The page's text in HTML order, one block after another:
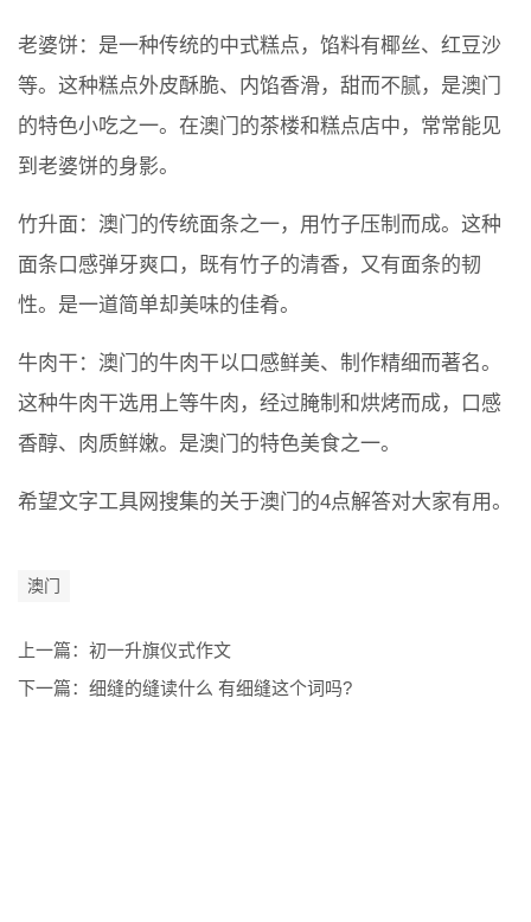
老婆饼：是一种传统的中式糕点，馅料有椰丝、红豆沙
等。这种糕点外皮酥脆、内馅香滑，甜而不腻，是澳门
的特色小吃之一。在澳门的茶楼和糕点店中，常常能见
到老婆饼的身影。
竹升面：澳门的传统面条之一，用竹子压制而成。这种
面条口感弹牙爽口，既有竹子的清香，又有面条的韧
性。是一道简单却美味的佳肴。
牛肉干：澳门的牛肉干以口感鲜美、制作精细而著名。
这种牛肉干选用上等牛肉，经过腌制和烘烤而成，口感
香醇、肉质鲜嫩。是澳门的特色美食之一。
希望文字工具网搜集的关于澳门的4点解答对大家有用。
澳门
上一篇： 初一升旗仪式作文
下一篇： 细缝的缝读什么 有细缝这个词吗?